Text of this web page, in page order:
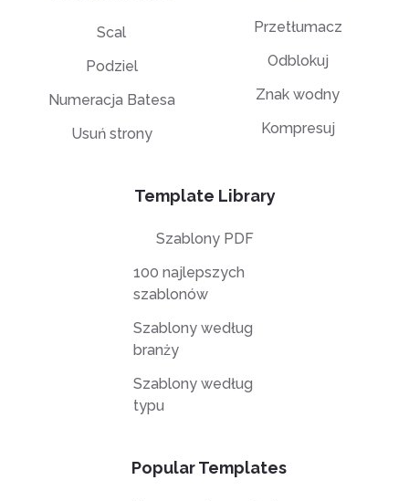
Scal
Podziel
Numeracja Batesa
Usuń strony
Przetłumacz
Odblokuj
Znak wodny
Kompresuj
Template Library
Szablony PDF
100 najlepszych
szablonów
Szablony według
branży
Szablony według
typu
Popular Templates